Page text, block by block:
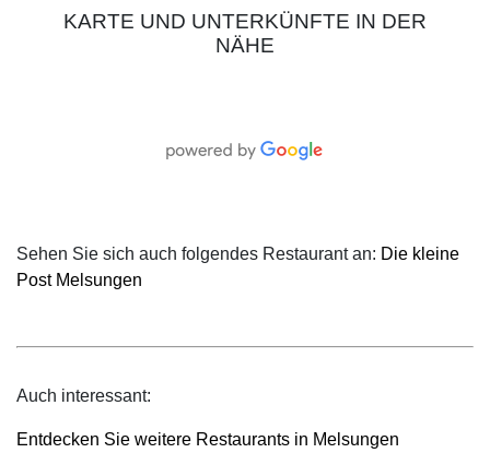
KARTE UND UNTERKÜNFTE IN DER
NÄHE
Sehen Sie sich auch folgendes Restaurant an: Die kleine
Post Melsungen
Auch interessant:
Entdecken Sie weitere Restaurants in Melsungen